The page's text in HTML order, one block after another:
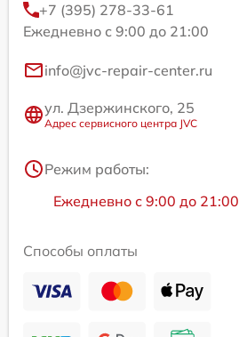
+7 (395) 278-33-61
Ежедневно с 9:00 до 21:00
info@jvc-repair-center.ru
ул. Дзержинского, 25
Адрес сервисного центра JVC
Режим работы:
Ежедневно с 9:00 до 21:00
Способы оплаты